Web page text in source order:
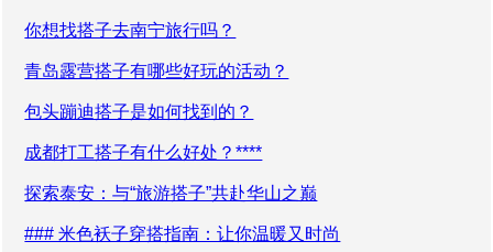
你想找搭子去南宁旅行吗？
青岛露营搭子有哪些好玩的活动？
包头蹦迪搭子是如何找到的？
成都打工搭子有什么好处？****
探索泰安：与“旅游搭子”共赴华山之巅
### 米色袄子穿搭指南：让你温暖又时尚